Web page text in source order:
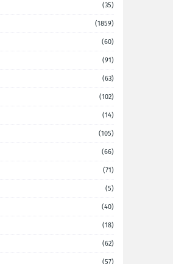
(35)
(1859)
(60)
(91)
(63)
(102)
(14)
(105)
(66)
(71)
(5)
(40)
(18)
(62)
(57)